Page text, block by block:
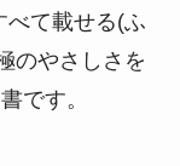
べて載せる(ふ
のやさしさを
です。